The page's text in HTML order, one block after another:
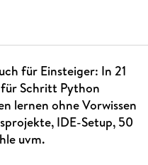
für Einsteiger: In 21
Schritt Python
lernen ohne Vorwissen
IDE-Setup, 50
uvm.